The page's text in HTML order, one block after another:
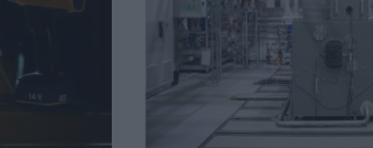
central hidroeléctrica reversible en Asturias
nuevas oportunidades de negocio con grandes
de negocio en la 10ª edición de AdditƐD